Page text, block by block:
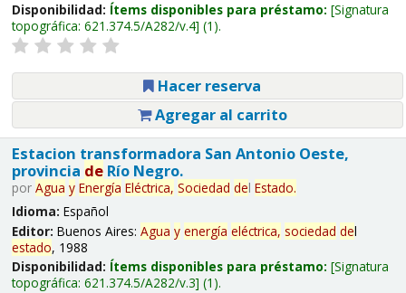
Disponibilidad: Ítems disponibles para préstamo: Signatura
topográfica: 621.374.5/A282/v.4 (1).
Hacer reserva
Agregar al carrito
Estacion transformadora San Antonio Oeste,
provincia deRío Negro.
por Agua y Energía Eléctrica, Sociedad del Estado.
Idioma: Español
Editor: Buenos Aires: Agua y energía eléctrica, sociedad del
estado, 1988
Disponibilidad: Ítems disponibles para préstamo: Signatura
topográfica: 621.374.5/A282/v.3 (1).